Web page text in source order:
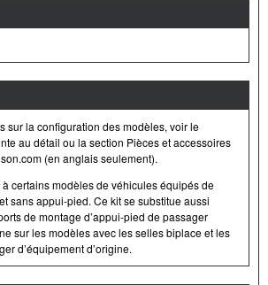
sur la configuration des modèles, voir le
au détail ou la section Pièces et accessoires
(en anglais seulement).
certains modèles de véhicules équipés de
sans appui-pied. Ce kit se substitue aussi
de montage d’appui-pied de passager
sur les modèles avec les selles biplace et les
d’équipement d’origine.